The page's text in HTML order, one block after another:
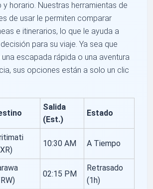
y horario. Nuestras herramientas de
de usar le permiten comparar
e itinerarios, lo que le ayuda a
para su viaje. Ya sea que
escapada rápida o una aventura
sus opciones están a solo un clic
Salida
(Est.)
Estado
10:30 AM A Tiempo
02:15 PM
Retrasado
(1h)